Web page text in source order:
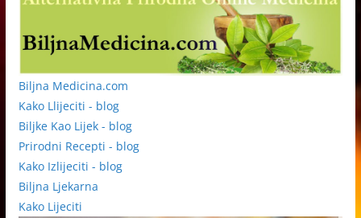
Biljna Medicina.com
Kako Llijeciti - blog
Biljke Kao Lijek - blog
Prirodni Recepti - blog
Kako Izlijeciti - blog
Biljna Ljekarna
Kako Lijeciti